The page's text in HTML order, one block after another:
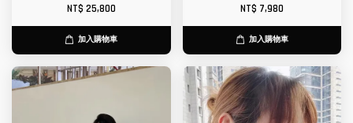
NT$ 25,800
加入購物車
NT$ 7,980
加入購物車